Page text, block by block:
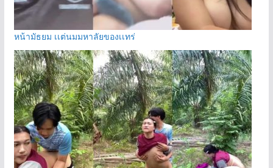
หน้ามัธยม เเต่นมมหาลัยของเเทร่